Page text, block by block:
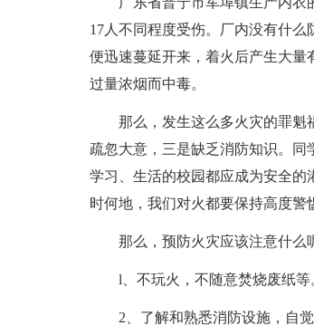
17人不同程度受伤。厂内没有什
便迅速蔓延开来，着火后产生大量
过量浓烟而中毒。
那么，发生这么多火灾的罪魁
疏忽大意，三是缺乏消防知识。
学习、生活的校园都应成为安全的
时何地，我们对火都要保持高度警
那么，预防火灾应该注意什么
l、不玩火，不随意焚烧废纸等
2、了解和熟悉消防设施，自